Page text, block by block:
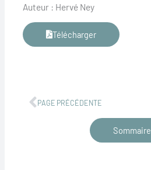
Auteur : Hervé Ney
Télécharger
PAGE PRÉCÉDENTE
Sommaire